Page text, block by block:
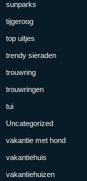
sunparks
tijgeroog
top uitjes
trendy sieraden
trouwring
trouwringen
tui
Uncategorized
vakantie met hond
vakantiehuis
vakantiehuizen